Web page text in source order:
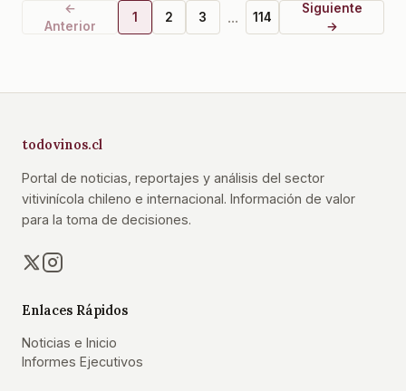
←
Anterior
1 2 3 ... 114
Siguiente
→
todovinos.cl
Portal de noticias, reportajes y análisis del sector
vitivinícola chileno e internacional. Información de valor
para la toma de decisiones.
Enlaces Rápidos
Noticias e Inicio
Informes Ejecutivos